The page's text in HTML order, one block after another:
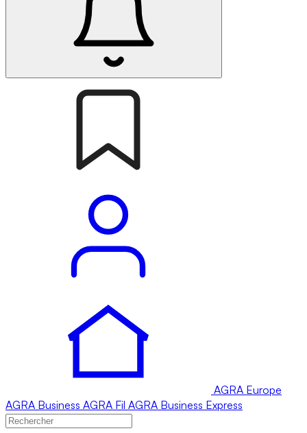
AGRA Europe
AGRA Business AGRA Fil AGRA Business Express